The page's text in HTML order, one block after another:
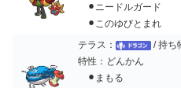
⚫︎ニードルガード
⚫︎このゆびとまれ
テラス：
/ 持ち
特性：どんかん
⚫︎まもる ⚫︎ウ